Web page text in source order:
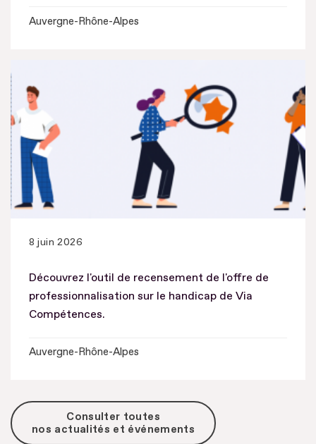
Auvergne-Rhône-Alpes
8 juin 2026
Découvrez l'outil de recensement de l'offre de
professionnalisation sur le handicap de Via
Compétences.
Auvergne-Rhône-Alpes
Consulter toutes
nos actualités et événements